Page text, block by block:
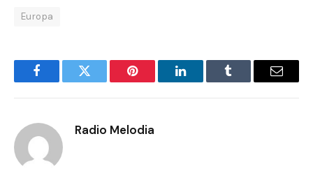
Europa
FacebookTwitter Pinterest LinkedInTumblr Email
Radio Melodia